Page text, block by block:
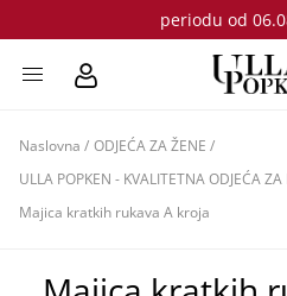
periodu od
Naslovna / ODJEĆA ZA ŽENE /
ULLA POPKEN - KVALITETNA ODJEĆA ZA
Majica kratkih rukava A kroja